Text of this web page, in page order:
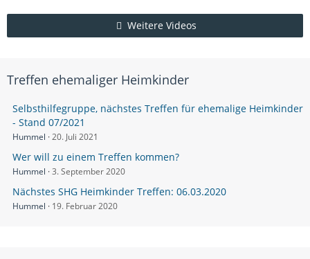
Weitere Videos
Treffen ehemaliger Heimkinder
Selbsthilfegruppe, nächstes Treffen für ehemalige Heimkinder
- Stand 07/2021
Hummel 20. Juli 2021
Wer will zu einem Treffen kommen?
Hummel 3. September 2020
Nächstes SHG Heimkinder Treffen: 06.03.2020
Hummel 19. Februar 2020